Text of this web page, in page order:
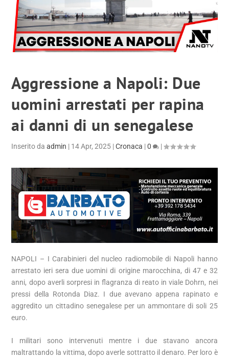
Aggressione a Napoli: Due
uomini arrestati per rapina
ai danni di un senegalese
Inserito daadmin | 14 Apr, 2025 |Cronaca |0 |
NAPOLI – I Carabinieri del nucleo radiomobile di Napoli hanno
arrestato ieri sera due uomini di origine marocchina, di 47 e 32
anni, dopo averli sorpresi in flagranza di reato in viale Dohrn, nei
pressi della Rotonda Diaz. I due avevano appena rapinato e
aggredito un cittadino senegalese per un ammontare di soli 25
euro.
I militari sono intervenuti mentre i due stavano ancora
maltrattando la vittima, dopo averle sottratto il denaro. Per loro è